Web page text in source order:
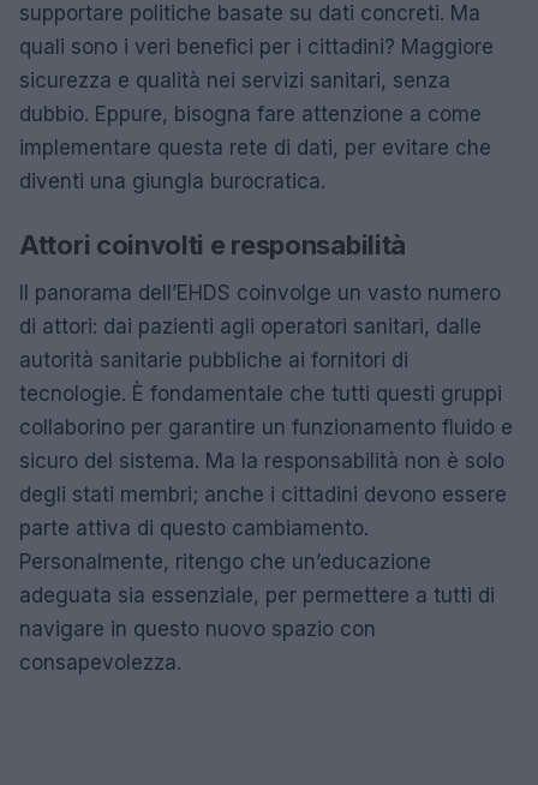
supportare politiche basate su dati concreti. Ma
quali sono i veri benefici per i cittadini? Maggiore
sicurezza e qualità nei servizi sanitari, senza
dubbio. Eppure, bisogna fare attenzione a come
implementare questa rete di dati, per evitare che
diventi una giungla burocratica.
Attori coinvolti e responsabilità
Il panorama dell’EHDS coinvolge un vasto numero
di attori: dai pazienti agli operatori sanitari, dalle
autorità sanitarie pubbliche ai fornitori di
tecnologie. È fondamentale che tutti questi gruppi
collaborino per garantire un funzionamento fluido e
sicuro del sistema. Ma la responsabilità non è solo
degli stati membri; anche i cittadini devono essere
parte attiva di questo cambiamento.
Personalmente, ritengo che un’educazione
adeguata sia essenziale, per permettere a tutti di
navigare in questo nuovo spazio con
consapevolezza.